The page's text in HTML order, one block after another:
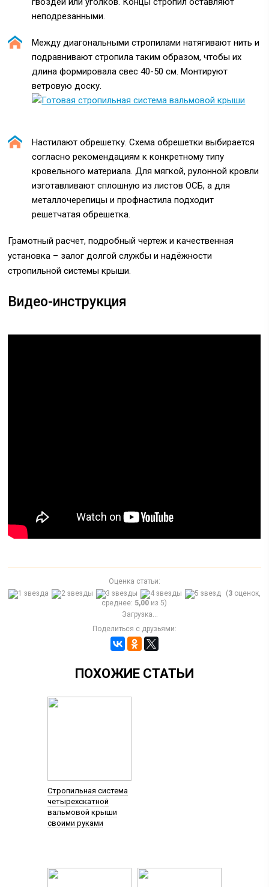
неподрезанными.
Между диагональными стропилами натягивают нить и
подравнивают стропила таким образом, чтобы их
длина формировала свес 40-50 см. Монтируют
ветровую доску.
Настилают обрешетку. Схема обрешетки выбирается
согласно рекомендациям к конкретному типу
кровельного материала. Для мягкой, рулонной кровли
изготавливают сплошную из листов ОСБ, а для
металлочерепицы и профнастила подходит
решетчатая обрешетка.
Грамотный расчет, подробный чертеж и качественная
установка – залог долгой службы и надёжности
стропильной системы крыши.
Видео-инструкция
Оценка статьи:
(3оценок,
среднее: 5,00 из 5)
Загрузка...
Поделиться с друзьями:
ПОХОЖИЕ СТАТЬИ
Стропильная система
четырехскатной
вальмовой крыши
своими руками